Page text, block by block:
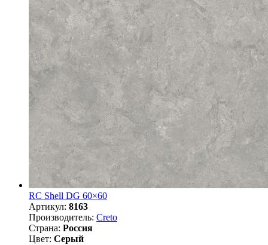
RC Shell DG 60×60
Артикул: 8163
Производитель: Creto
Страна: Россия
Цвет: Серый